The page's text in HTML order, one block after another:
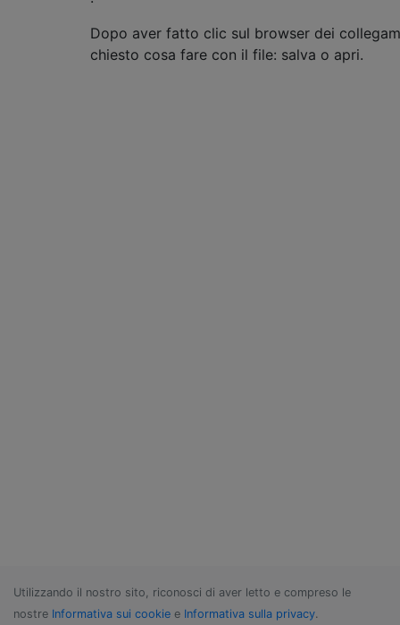
Dopo aver fatto clic sul browser dei
chiesto cosa fare con il file: salva o apri.
Utilizzando il nostro sito, riconosci di aver letto e compreso le
nostre Informativa sui cookie e Informativa sulla privacy.